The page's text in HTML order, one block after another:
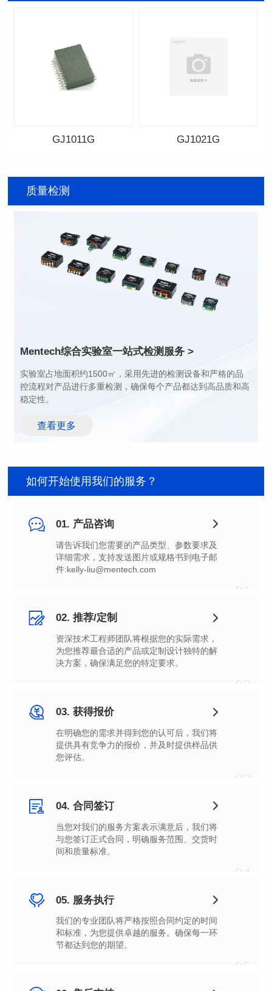
17.5*12.2*6.2mm
传送速率: 1G
针脚数: 24P
针脚距离: 1.27mm
GJ1011G
17.78*9.91*3.2mm
针脚数: 24P
针脚距离: 1.27mm
排距: 10.41mm
AEC-Q200等级: Y
GJ1021G
质量检测
Mentech综合实验室一站式检测服务 >
稳定性。
查看更多
如何开始使用我们的服务？
01. 产品咨询
件:kelly-liu@mentech.com
02. 推荐/定制
决方案，确保满足您的特定要求。
03. 获得报价
您评估。
04. 合同签订
间和质量标准。
05. 服务执行
节都达到您的期望。